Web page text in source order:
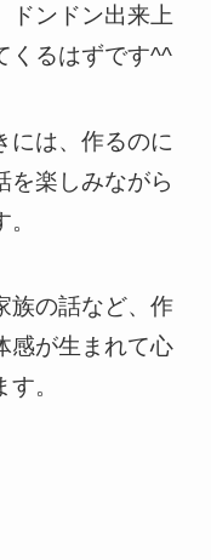
ドンドン出来上
くるはずです^^
には、作るのに
を楽しみながら
族の話など、作
感が生まれて心
。